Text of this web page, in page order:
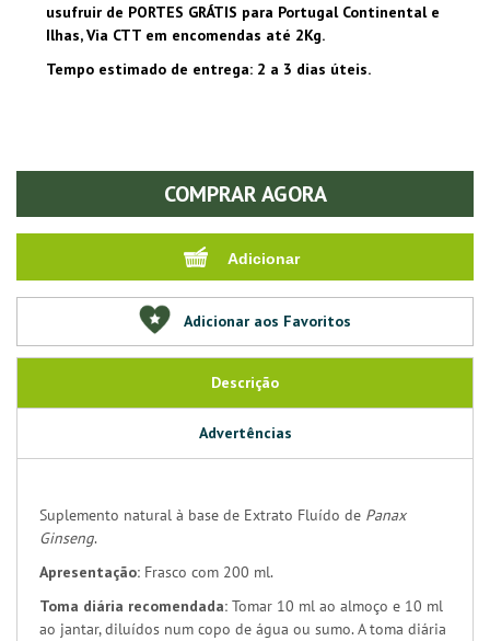
usufruir de PORTES GRÁTIS para Portugal Continental e
Ilhas, Via CTT em encomendas até 2Kg.
Tempo estimado de entrega: 2 a 3 dias úteis.
COMPRAR AGORA
Adicionar aos Favoritos
Descrição
Advertências
Suplemento natural à base de Extrato Fluído de Panax
Ginseng.
Apresentação: Frasco com 200 ml.
Toma diária recomendada: Tomar 10 ml ao almoço e 10 ml
ao jantar, diluídos num copo de água ou sumo. A toma diária